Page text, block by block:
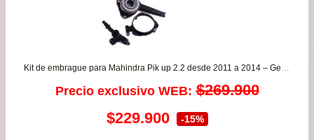
Kit de embrague para Mahindra Pik up 2.2 desde 2011 a 2014 – Genio – Scorpio VALEO
Precio exclusivo WEB: $269.900
El
$229.900El-15%